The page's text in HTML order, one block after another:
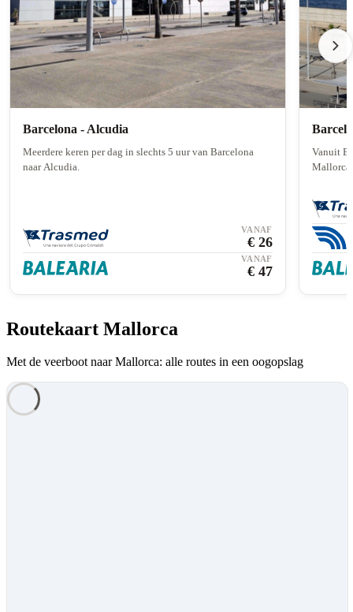
Barcelona - Alcudia
Meerdere keren per dag in slechts 5 uur van Barcelona
naar Alcudia.
VANAF
€ 26
VANAF
€ 47
Vanuit
Mallorca.
Routekaart Mallorca
Met de veerboot naar Mallorca: alle routes in een oogopslag